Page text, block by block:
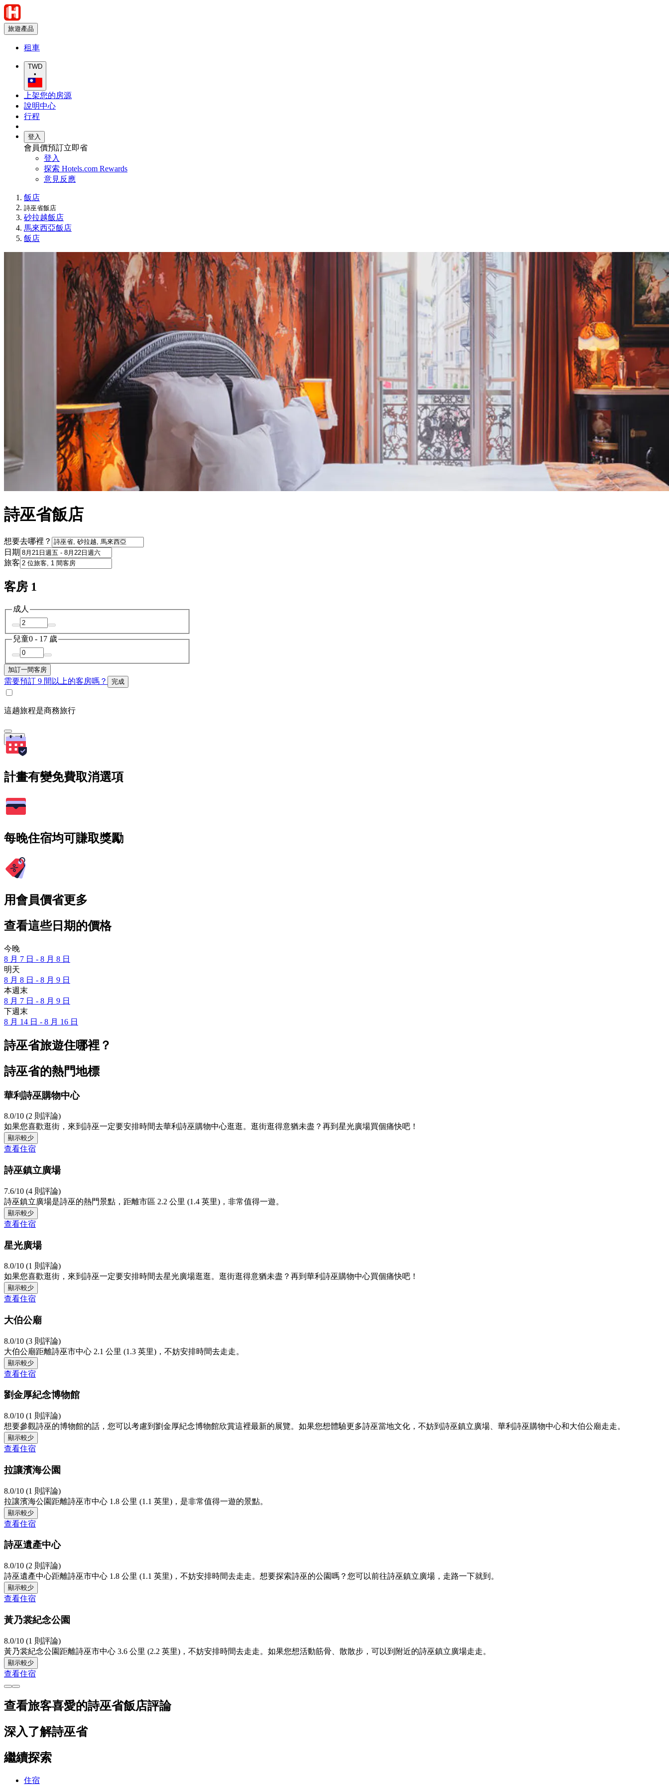
旅遊產品
租車
TWD
•
上架您的房源
說明中心
行程
登入
會員價預訂立即省
登入
探索 Hotels.com Rewards
意見反應
飯店
詩巫省飯店
砂拉越飯店
馬來西亞飯店
飯店
詩巫省飯店
想要去哪裡？
日期
旅客
客房 1
成人
兒童0 - 17 歲
加訂一間客房
需要預訂 9 間以上的客房嗎？ 完成
這趟旅程是商務旅行
搜尋
計畫有變免費取消選項
每晚住宿均可賺取獎勵
用會員價省更多
查看這些日期的價格
今晚
8 月 7 日 - 8 月 8 日
明天
8 月 8 日 - 8 月 9 日
本週末
8 月 7 日 - 8 月 9 日
下週末
8 月 14 日 - 8 月 16 日
詩巫省旅遊住哪裡？
詩巫省的熱門地標
華利詩巫購物中心
8.0/10 (2 則評論)
如果您喜歡逛街，來到詩巫一定要安排時間去華利詩巫購物中心逛逛。逛街逛得意猶未盡？再到星光廣場買個痛快吧！
顯示較少
查看住宿
詩巫鎮立廣場
7.6/10 (4 則評論)
詩巫鎮立廣場是詩巫的熱門景點，距離市區 2.2 公里 (1.4 英里)，非常值得一遊。
顯示較少
查看住宿
星光廣場
8.0/10 (1 則評論)
如果您喜歡逛街，來到詩巫一定要安排時間去星光廣場逛逛。逛街逛得意猶未盡？再到華利詩巫購物中心買個痛快吧！
顯示較少
查看住宿
大伯公廟
8.0/10 (3 則評論)
大伯公廟距離詩巫市中心 2.1 公里 (1.3 英里)，不妨安排時間去走走。
顯示較少
查看住宿
劉金厚紀念博物館
8.0/10 (1 則評論)
想要參觀詩巫的博物館的話，您可以考慮到劉金厚紀念博物館欣賞這裡最新的展覽。如果您想體驗更多詩巫當地文化，不妨到詩巫鎮立廣場、華利詩巫購物中心和大伯公廟走走。
顯示較少
查看住宿
拉讓濱海公園
8.0/10 (1 則評論)
拉讓濱海公園距離詩巫市中心 1.8 公里 (1.1 英里)，是非常值得一遊的景點。
顯示較少
查看住宿
詩巫遺產中心
8.0/10 (2 則評論)
詩巫遺產中心距離詩巫市中心 1.8 公里 (1.1 英里)，不妨安排時間去走走。想要探索詩巫的公園嗎？您可以前往詩巫鎮立廣場，走路一下就到。
顯示較少
查看住宿
黃乃裳紀念公園
8.0/10 (1 則評論)
黃乃裳紀念公園距離詩巫市中心 3.6 公里 (2.2 英里)，不妨安排時間去走走。如果您想活動筋骨、散散步，可以到附近的詩巫鎮立廣場走走。
顯示較少
查看住宿
查看旅客喜愛的詩巫省飯店評論
深入了解詩巫省
繼續探索
住宿